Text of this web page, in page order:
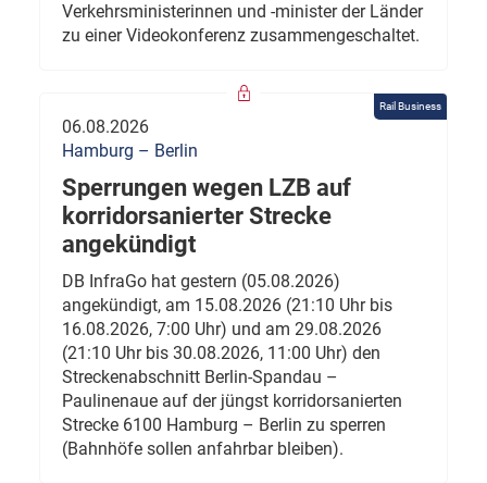
Verkehrsministerinnen und -minister der Länder
zu einer Videokonferenz zusammengeschaltet.
Rail Business
06.08.2026
Hamburg – Berlin
Sperrungen wegen LZB auf
korridorsanierter Strecke
angekündigt
DB InfraGo hat gestern (05.08.2026)
angekündigt, am 15.08.2026 (21:10 Uhr bis
16.08.2026, 7:00 Uhr) und am 29.08.2026
(21:10 Uhr bis 30.08.2026, 11:00 Uhr) den
Streckenabschnitt Berlin-Spandau –
Paulinenaue auf der jüngst korridorsanierten
Strecke 6100 Hamburg – Berlin zu sperren
(Bahnhöfe sollen anfahrbar bleiben).